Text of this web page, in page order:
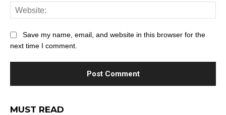
Save my name, email, and website in this browser for the
next time I comment.
MUST READ